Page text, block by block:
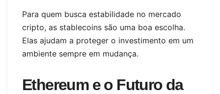
Para quem busca estabilidade no mercado
cripto, as stablecoins são uma boa escolha.
Elas ajudam a proteger o investimento em um
ambiente sempre em mudança.
Ethereum e o Futuro da